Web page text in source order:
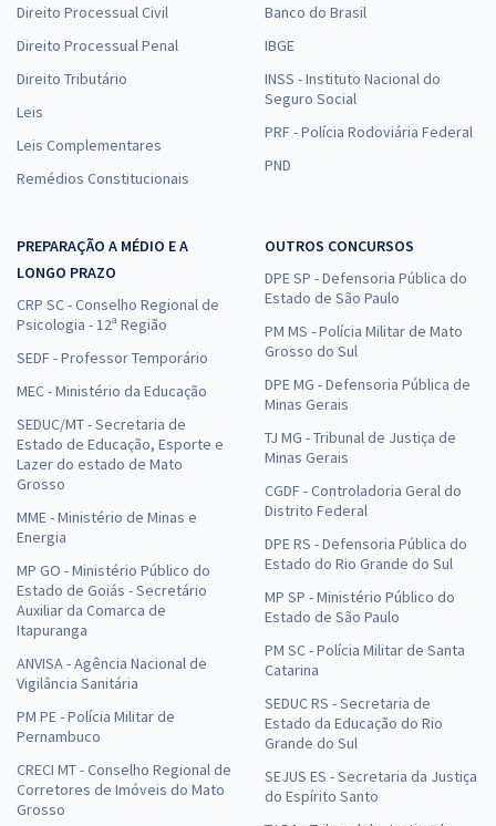
Direito Processual Civil
Direito Processual Penal
Direito Tributário
Leis
Leis Complementares
Remédios Constitucionais
Banco do Brasil
IBGE
INSS - Instituto Nacional do
Seguro Social
PRF - Polícia Rodoviária Federal
PND
PREPARAÇÃO A MÉDIO E A
LONGO PRAZO
CRP SC - Conselho Regional de
Psicologia - 12ª Região
SEDF - Professor Temporário
MEC - Ministério da Educação
SEDUC/MT - Secretaria de
Estado de Educação, Esporte e
Lazer do estado de Mato
Grosso
MME - Ministério de Minas e
Energia
MP GO - Ministério Público do
Estado de Goiás - Secretário
Auxiliar da Comarca de
Itapuranga
ANVISA - Agência Nacional de
Vigilância Sanitária
PM PE - Polícia Militar de
Pernambuco
CRECI MT - Conselho Regional de
Corretores de Imóveis do Mato
Grosso
OUTROS CONCURSOS
DPE SP - Defensoria Pública do
Estado de São Paulo
PM MS - Polícia Militar de Mato
Grosso do Sul
DPE MG - Defensoria Pública de
Minas Gerais
TJ MG - Tribunal de Justiça de
Minas Gerais
CGDF - Controladoria Geral do
Distrito Federal
DPE RS - Defensoria Pública do
Estado do Rio Grande do Sul
MP SP - Ministério Público do
Estado de São Paulo
PM SC - Polícia Militar de Santa
Catarina
SEDUC RS - Secretaria de
Estado da Educação do Rio
Grande do Sul
SEJUS ES - Secretaria da Justiça
do Espírito Santo